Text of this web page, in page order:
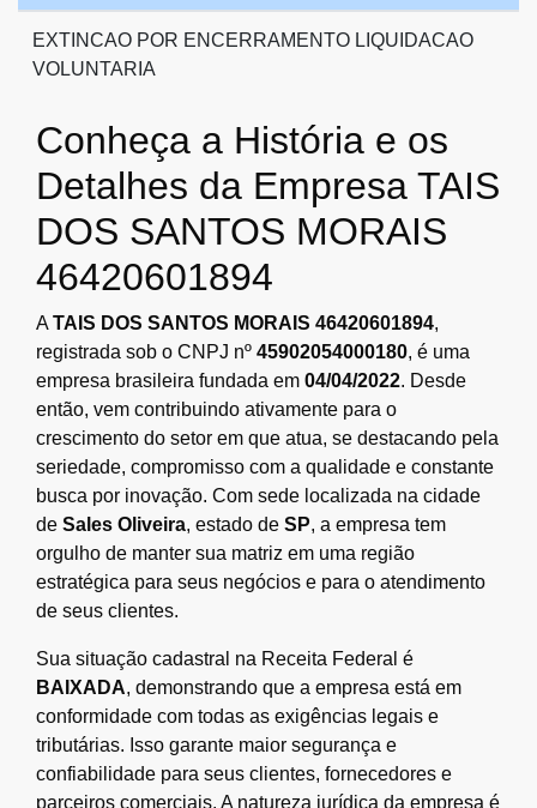
EXTINCAO POR ENCERRAMENTO LIQUIDACAO
VOLUNTARIA
Conheça a História e os
Detalhes da Empresa TAIS
DOS SANTOS MORAIS
46420601894
ATAIS DOS SANTOS MORAIS 46420601894,
registrada sob o CNPJ nº 45902054000180, é uma
empresa brasileira fundada em 04/04/2022. Desde
então, vem contribuindo ativamente para o
crescimento do setor em que atua, se destacando pela
seriedade, compromisso com a qualidade e constante
busca por inovação. Com sede localizada na cidade
de Sales Oliveira, estado de SP, a empresa tem
orgulho de manter sua matriz em uma região
estratégica para seus negócios e para o atendimento
de seus clientes.
Sua situação cadastral na Receita Federal é
BAIXADA, demonstrando que a empresa está em
conformidade com todas as exigências legais e
tributárias. Isso garante maior segurança e
confiabilidade para seus clientes, fornecedores e
parceiros comerciais. A natureza jurídica da empresa é